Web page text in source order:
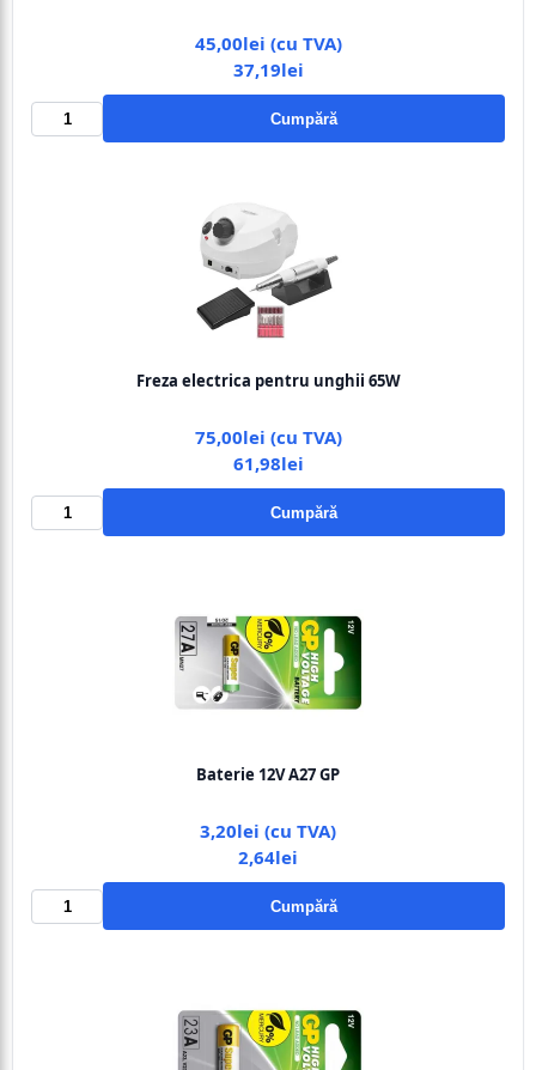
45,00lei (cu TVA)
37,19lei
Cumpără
Freza electrica pentru unghii 65W
75,00lei (cu TVA)
61,98lei
Cumpără
Baterie 12V A27 GP
3,20lei (cu TVA)
2,64lei
Cumpără